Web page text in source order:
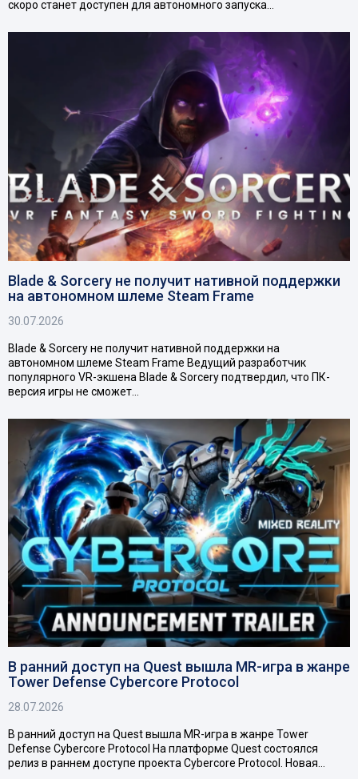
скоро станет доступен для автономного запуска…
Blade & Sorcery не получит нативной поддержки
на автономном шлеме Steam Frame
30.07.2026
Blade & Sorcery не получит нативной поддержки на
автономном шлеме Steam Frame Ведущий разработчик
популярного VR-экшена Blade & Sorcery подтвердил, что ПК-
версия игры не сможет…
В ранний доступ на Quest вышла MR-игра в жанре
Tower Defense Cybercore Protocol
28.07.2026
В ранний доступ на Quest вышла MR-игра в жанре Tower
Defense Cybercore Protocol На платформе Quest состоялся
релиз в раннем доступе проекта Cybercore Protocol. Новая…